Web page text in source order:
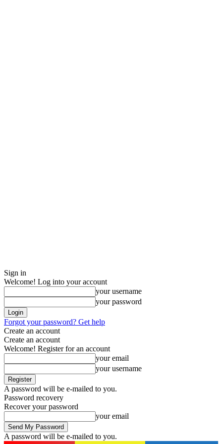
Sign in
Welcome! Log into your account
your username
your password
Forgot your password? Get help
Create an account
Create an account
Welcome! Register for an account
your email
your username
A password will be e-mailed to you.
Password recovery
Recover your password
your email
A password will be e-mailed to you.